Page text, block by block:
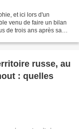
et ici lors d'un
venu de faire un bilan
de trois ans après sa
russe, au
: quelles